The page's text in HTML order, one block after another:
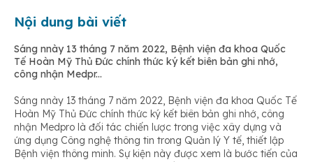
Nội dung bài viết
Sáng nnày 13 tháng 7 năm 2022, Bệnh viện đa khoa Quốc
Tế Hoàn Mỹ Thủ Đức chính thức ký kết biên bản ghi nhớ,
công nhận Medpr...
Sáng nnày 13 tháng 7 năm 2022, Bệnh viện đa khoa Quốc Tế
Hoàn Mỹ Thủ Đức chính thức ký kết biên bản ghi nhớ, công
nhận Medpro là đối tác chiến lược trong việc xây dựng và
ứng dụng Công nghệ thông tin trong Quản lý Y tế, thiết lập
Bệnh viện thông minh. Sự kiện này được xem là bước tiến của